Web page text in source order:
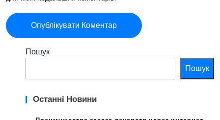
Пошук
Пошук
Останні Новини